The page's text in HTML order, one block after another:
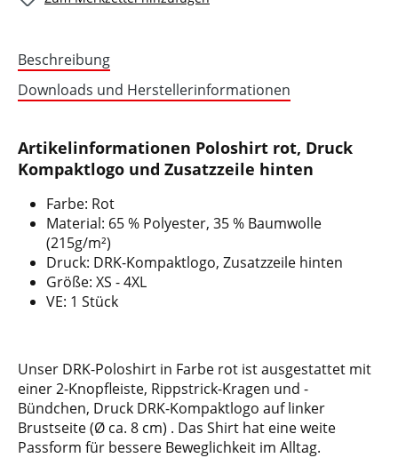
Beschreibung
Downloads und Herstellerinformationen
Artikelinformationen Poloshirt rot, Druck
Kompaktlogo und Zusatzzeile hinten
Farbe: Rot
Material: 65 % Polyester, 35 % Baumwolle
(215g/m²)
Druck: DRK-Kompaktlogo, Zusatzzeile hinten
Größe: XS - 4XL
VE: 1 Stück
Unser DRK-Poloshirt in Farbe rot ist ausgestattet mit
einer 2-Knopfleiste, Rippstrick-Kragen und -
Bündchen, Druck DRK-Kompaktlogo auf linker
Brustseite (Ø ca. 8 cm) . Das Shirt hat eine weite
Passform für bessere Beweglichkeit im Alltag.